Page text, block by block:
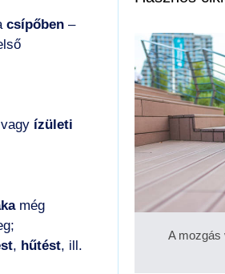
csípőben –
vagy ízületi
még
, hűtést, ill.
A mozgás